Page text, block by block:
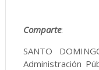
Comparte:
SANTO
Administración